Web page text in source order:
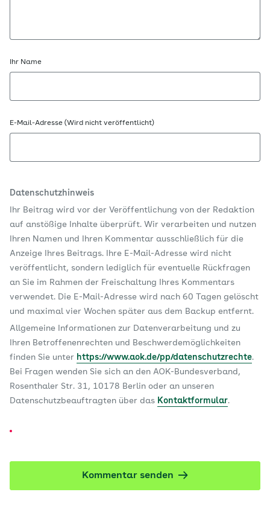
Ihr Name
E-Mail-Adresse (Wird nicht veröffentlicht)
Datenschutzhinweis
Ihr Beitrag wird vor der Veröffentlichung von der Redaktion
auf anstößige Inhalte überprüft. Wir verarbeiten und nutzen
Ihren Namen und Ihren Kommentar ausschließlich für die
Anzeige Ihres Beitrags. Ihre E-Mail-Adresse wird nicht
veröffentlicht, sondern lediglich für eventuelle Rückfragen
an Sie im Rahmen der Freischaltung Ihres Kommentars
verwendet. Die E-Mail-Adresse wird nach 60 Tagen gelöscht
und maximal vier Wochen später aus dem Backup entfernt.
Allgemeine Informationen zur Datenverarbeitung und zu
Ihren Betroffenenrechten und Beschwerdemöglichkeiten
finden Sie unter https://www.aok.de/pp/datenschutzrechte.
Bei Fragen wenden Sie sich an den AOK-Bundesverband,
Rosenthaler Str. 31, 10178 Berlin oder an unseren
Datenschutzbeauftragten über das Kontaktformular.
Kommentar senden